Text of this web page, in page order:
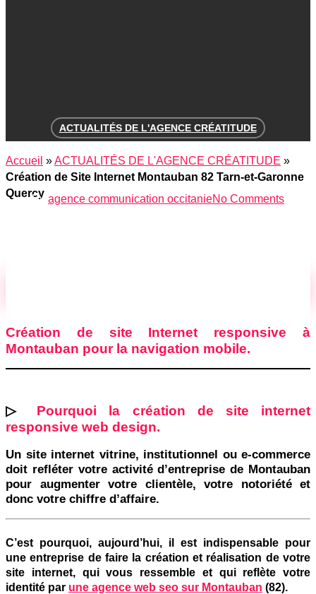
ACTUALITÉS DE L'AGENCE CRÉATITUDE
Création de Site Internet Montauban 82
Tarn-et-Garonne Quercy
By agence communication occitanieNo Comments
Accueil »ACTUALITÉS DE L'AGENCE CRÉATITUDE »
Création de Site Internet Montauban 82 Tarn-et-Garonne
Quercy
Création de site Internet responsive à
Montauban pour la navigation mobile.
▷ Pourquoi la création de site internet
responsive web design.
Un site internet vitrine, institutionnel ou e-commerce
doit refléter votre activité d’entreprise de Montauban
pour augmenter votre clientèle, votre notoriété et
donc votre chiffre d’affaire.
C’est pourquoi, aujourd’hui, il est indispensable pour
une entreprise de faire la création et réalisation de votre
site internet, qui vous ressemble et qui reflète votre
identité par une agence web seo sur Montauban (82).